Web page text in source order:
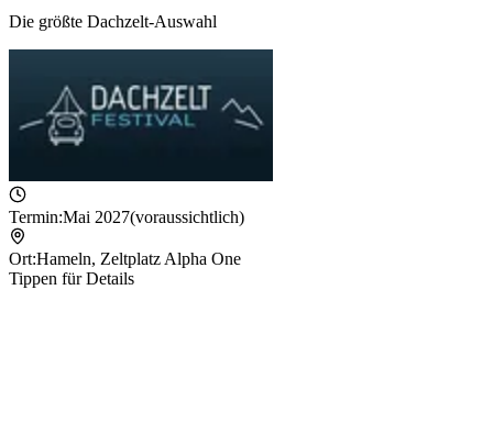
Die größte Dachzelt-Auswahl
Termin:Mai 2027(voraussichtlich)
Ort:Hameln, Zeltplatz Alpha One
Tippen für Details